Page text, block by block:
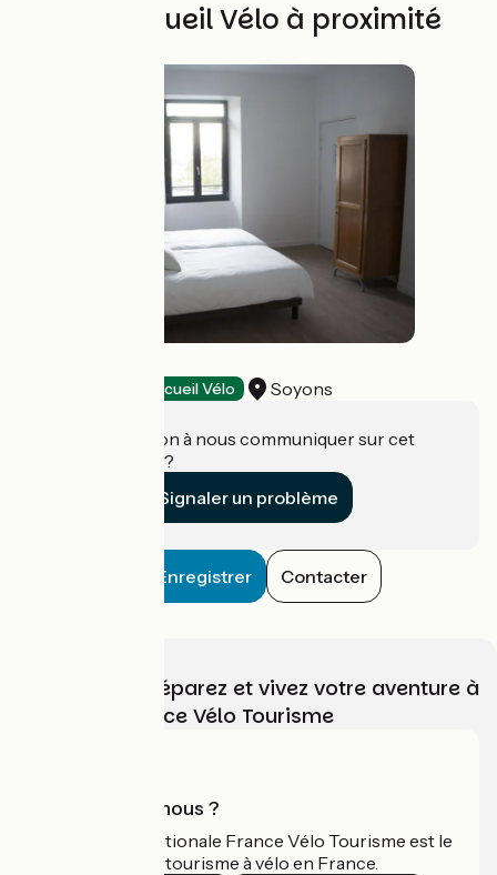
Autres Accueil Vélo à proximité
Accueil Vélo Soyons
Une information à nous communiquer sur cet
établissement ?
Signaler un problème
Enregistrer Contacter
Choisissez, préparez et vivez votre aventure à
vélo avec France Vélo Tourisme
Qui sommes-nous ?
L'association nationale France Vélo Tourisme est le
guide officiel du tourisme à vélo en France.